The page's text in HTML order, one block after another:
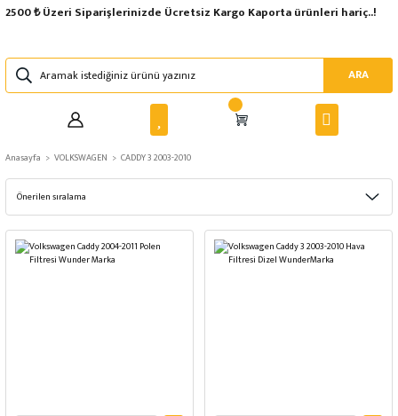
2500 ₺ Üzeri Siparişlerinizde Ücretsiz Kargo Kaporta ürünleri hariç..!
ARA
Anasayfa VOLKSWAGEN CADDY 3 2003-2010